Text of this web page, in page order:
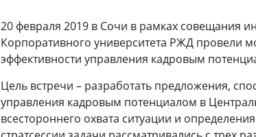
Благодарность
Российской
31 марта 2026
20 февраля 2019 в Сочи в рамках совещания
Корпоративного университета РЖД провели
эффективности управления кадровым
Цель встречи – разработать предложения,
управления кадровым потенциалом в
всестороннего охвата ситуации и